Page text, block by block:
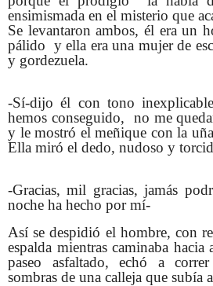
ensimismada en el misterio que
Se levantaron ambos, él era un
pálido y ella era una mujer de
y gordezuela.
-Sí-dijo él con tono
hemos conseguido, no me
y le mostró el meñique con la
Ella miró el dedo, nudoso y
-Gracias, mil gracias, jamás
noche ha hecho por mí-
Así se despidió el hombre, con
espalda mientras caminaba
paseo asfaltado, echó a
sombras de una calleja que subía